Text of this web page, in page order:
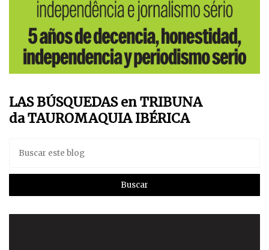
LAS BÚSQUEDAS en TRIBUNA
da TAUROMAQUIA IBÉRICA